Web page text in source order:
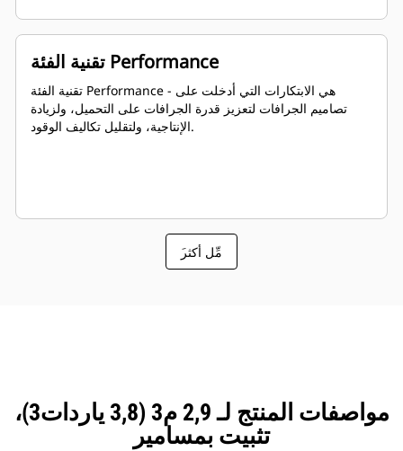
تقنية الفئة Performance
تقنية الفئة Performance - هي الابتكارات التي أدخلت على
تصاميم الجرافات لتعزيز قدرة الجرافات على التحميل، ولزيادة
الإنتاجية، ولتقليل تكاليف الوقود.
َمِّل أكثر
مواصفات المنتج لـ 2,9 م3 (3,8 ياردات3)،
تثبيت بمسامير